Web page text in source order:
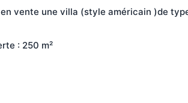
vente une villa (style américain )de
: 250 m²